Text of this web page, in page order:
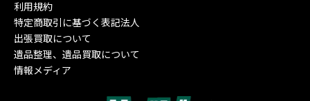
利用規約
特定商取引に基づく表記法人
出張買取について
遺品整理、遺品買取について
情報メディア